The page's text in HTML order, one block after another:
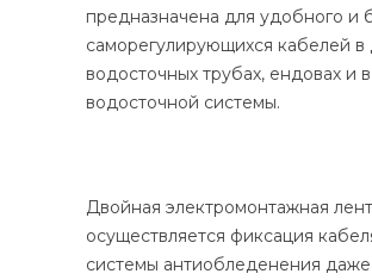
предназначена для удобного и
саморегулирующихся кабелей в
водосточных трубах, ендовах и
водосточной системы.
Двойная электромонтажная
осуществляется фиксация
системы антиобледенения